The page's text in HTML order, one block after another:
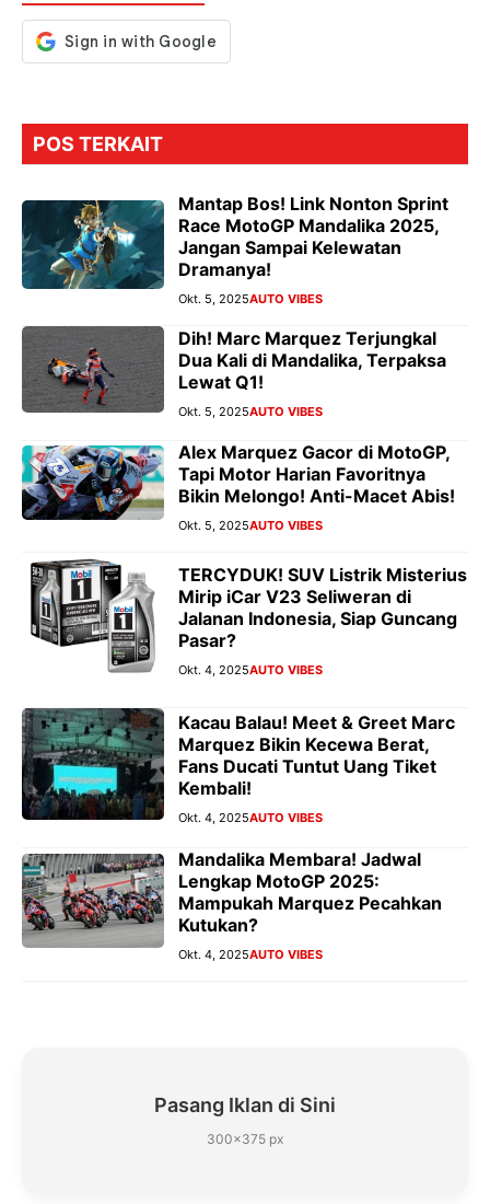
POS TERKAIT
Mantap Bos! Link Nonton Sprint
Race MotoGP Mandalika 2025,
Jangan Sampai Kelewatan
Dramanya!
Okt. 5, 2025AUTO VIBES
Dih! Marc Marquez Terjungkal
Dua Kali di Mandalika, Terpaksa
Lewat Q1!
Okt. 5, 2025AUTO VIBES
Alex Marquez Gacor di MotoGP,
Tapi Motor Harian Favoritnya
Bikin Melongo! Anti-Macet Abis!
Okt. 5, 2025AUTO VIBES
TERCYDUK! SUV Listrik Misterius
Mirip iCar V23 Seliweran di
Jalanan Indonesia, Siap Guncang
Pasar?
Okt. 4, 2025AUTO VIBES
Kacau Balau! Meet & Greet Marc
Marquez Bikin Kecewa Berat,
Fans Ducati Tuntut Uang Tiket
Kembali!
Okt. 4, 2025AUTO VIBES
Mandalika Membara! Jadwal
Lengkap MotoGP 2025:
Mampukah Marquez Pecahkan
Kutukan?
Okt. 4, 2025AUTO VIBES
Pasang Iklan di Sini
300×375 px